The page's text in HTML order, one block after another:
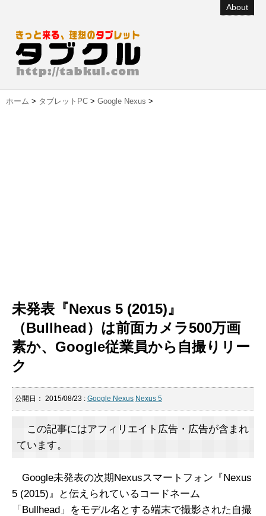
About
ホーム > タブレットPC > Google Nexus >
未発表『Nexus 5 (2015)』
（Bullhead）は前面カメラ500万画
素か、Google従業員から自撮りリー
ク
公開日： 2015/08/23 : Google Nexus Nexus 5
この記事にはアフィリエイト広告・広告が含まれ
ています。
Google未発表の次期Nexusスマートフォン『Nexus
5 (2015)』と伝えられているコードネーム
「Bullhead」をモデル名とする端末で撮影された自撮